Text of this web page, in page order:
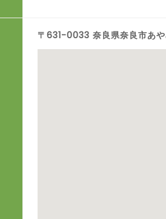
〒631-0033 奈良県奈良市あ